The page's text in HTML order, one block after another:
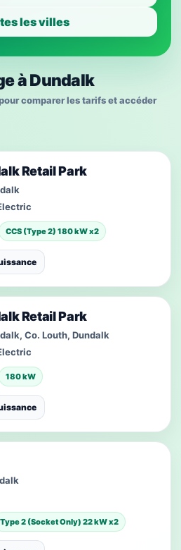
les villes
à Dundalk
comparer les tarifs et accéder
Retail Park
CCS (Type 2) 180 kW x2
Retail Park
Co. Louth, Dundalk
180 kW
Type 2 (Socket Only) 22 kW x2